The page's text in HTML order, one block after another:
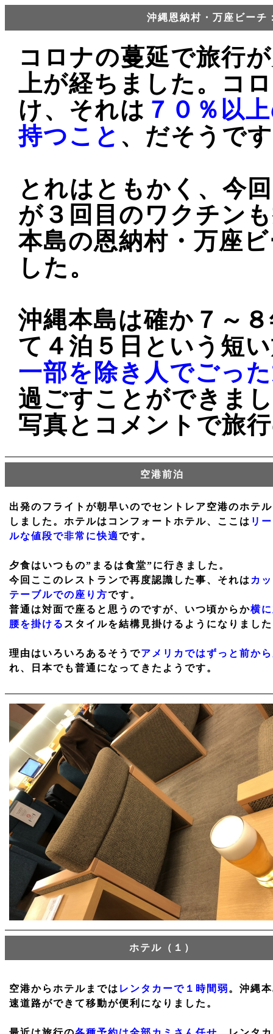
沖縄恩納村・万座ビーチ
コロナの蔓延で旅行
上が経ちました。コ
け、それは ７０％以
持つこと 、だそうで
とれはともかく、今
が３回目のワクチン
本島の恩納村・万座
した。
沖縄本島は確か７～
て４泊５日という短
一部を除き人でごっ
過ごすことができま
写真とコメントで旅
空港前泊
出発のフライトが朝早いのでセントレア空港のホテ
しました。ホテルはコンフォートホテル、ここは リ
ルな値段で非常に快適です。
夕食はいつもの”まるは食堂”に行きました。
今回ここのレストランで再度認識した事、それは カ
テーブルでの座り方です。
普通は対面で座ると思うのですが、いつ頃からか横
腰を掛ける スタイルを結構見掛けるようになりまし
理由はいろいろあるそうでアメリカではずっと前か
れ、日本でも普通になってきたようです。
ホテル（１）
空港からホテルまでは レンタカーで１時間弱。沖縄
速道路ができて移動が便利になりました。